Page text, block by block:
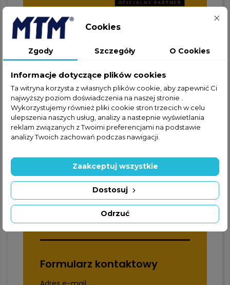
Jeżeli nie znalazłeś interesującej
Cię części w ofercie online,
zapraszamy do kontaktu
telefonicznego lub za
pośrednictwem formularza
kontaktowego.
+48 22 228 72 89
+48 570 507 070
Formularz kontaktowy
Cookies
Zgody Szczegóły O Cookies
Informacje dotyczące plików cookies
Ta witryna korzysta z własnych plików cookie, aby zapewnić Ci
najwyższy poziom doświadczenia na naszej stronie .
Wykorzystujemy również pliki cookie stron trzecich w celu
ulepszenia naszych usług, analizy a nastepnie wyświetlania
reklam związanych z Twoimi preferencjami na podstawie
analizy Twoich zachowań podczas nawigacji.
Odrzuć
Dostosuj
Zaakceptuj wszystkie